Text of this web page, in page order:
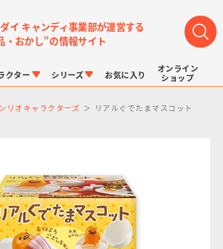
イ キャンディ事業部が運営する
・おかし”の情報サイト
クター
プリキュアシリーズ ドラゴンボール
シリーズ
チョコサプ ポケモンキッズ
お気に入り
オンライン
ショップ
リオキャラクターズ リアルぐでたまマスコット